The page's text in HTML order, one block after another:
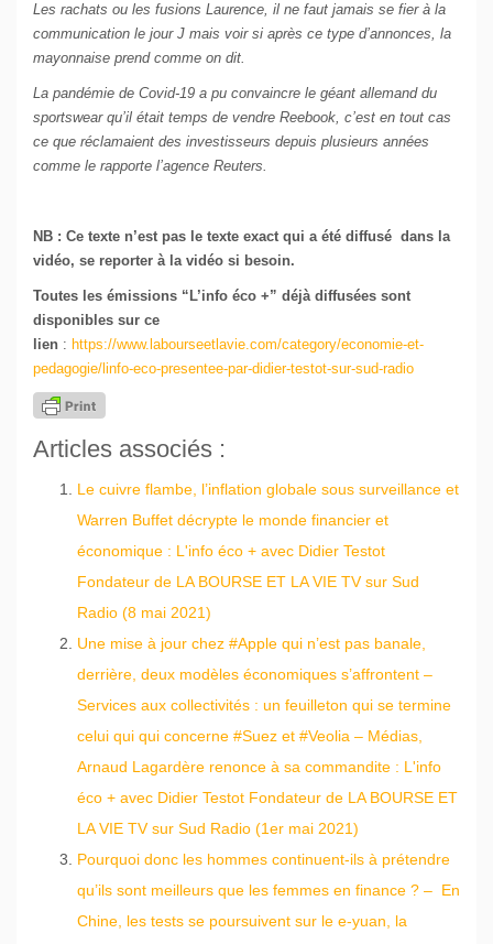
Les rachats ou les fusions Laurence, il ne faut jamais se fier à la
communication le jour J mais voir si après ce type d’annonces, la
mayonnaise prend comme on dit.
La pandémie de Covid-19 a pu convaincre le géant allemand du
sportswear qu’il était temps de vendre Reebook, c’est en tout cas
ce que réclamaient des investisseurs depuis plusieurs années
comme le rapporte l’agence Reuters.
NB : Ce texte n’est pas le texte exact qui a été diffusé dans la
vidéo, se reporter à la vidéo si besoin.
Toutes les émissions “L’info éco +” déjà diffusées sont
disponibles sur ce
lien : https://www.labourseetlavie.com/category/economie-et-
pedagogie/linfo-eco-presentee-par-didier-testot-sur-sud-radio
Articles associés :
Le cuivre flambe, l’inflation globale sous surveillance et
Warren Buffet décrypte le monde financier et
économique : L'info éco + avec Didier Testot
Fondateur de LA BOURSE ET LA VIE TV sur Sud
Radio (8 mai 2021)
Une mise à jour chez #Apple qui n’est pas banale,
derrière, deux modèles économiques s’affrontent –
Services aux collectivités : un feuilleton qui se termine
celui qui qui concerne #Suez et #Veolia – Médias,
Arnaud Lagardère renonce à sa commandite : L'info
éco + avec Didier Testot Fondateur de LA BOURSE ET
LA VIE TV sur Sud Radio (1er mai 2021)
Pourquoi donc les hommes continuent-ils à prétendre
qu’ils sont meilleurs que les femmes en finance ? – En
Chine, les tests se poursuivent sur le e-yuan, la